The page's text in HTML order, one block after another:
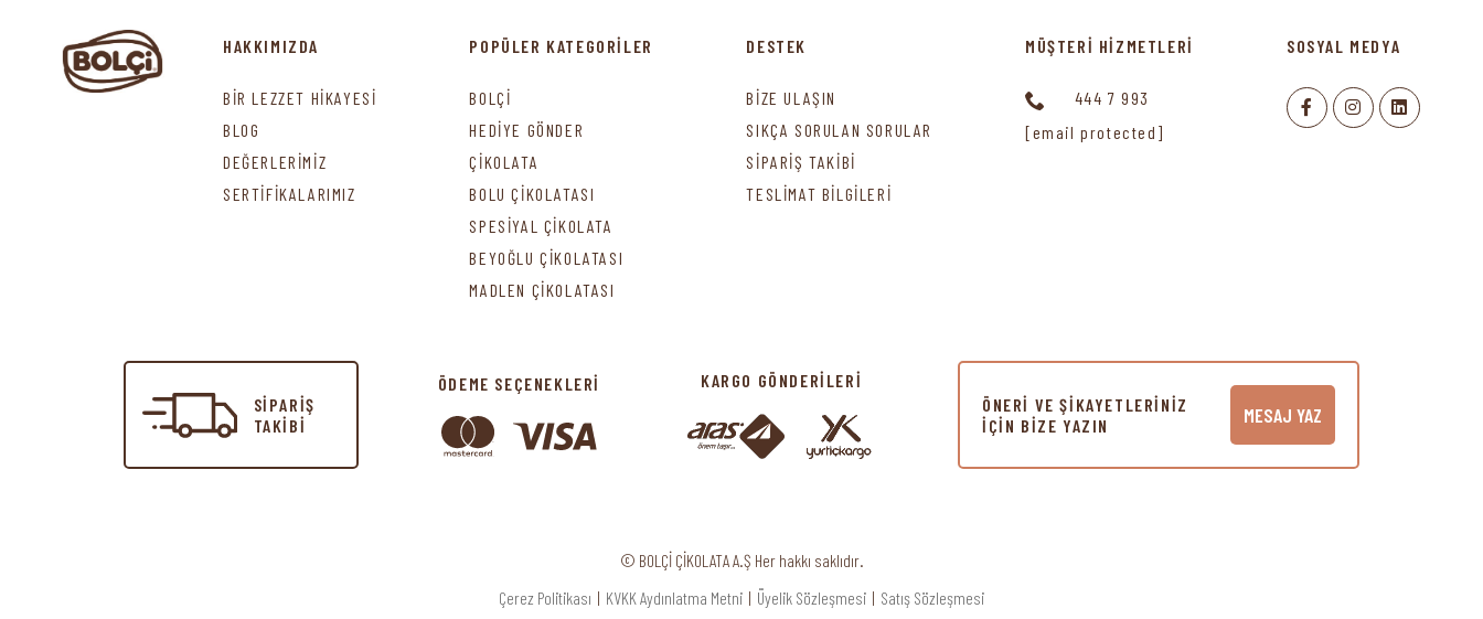
HAKKIMIZDA
BİR LEZZET HİKAYESİ
BLOG
DEĞERLERİMİZ
SERTİFİKALARIMIZ
POPÜLER KATEGORİLER
BOLÇİ
HEDİYE GÖNDER
ÇİKOLATA
BOLU ÇİKOLATASI
SPESİYAL ÇİKOLATA
BEYOĞLU ÇİKOLATASI
MADLEN ÇİKOLATASI
DESTEK
BİZE ULAŞIN
SIKÇA SORULAN SORULAR
SİPARİŞ TAKİBİ
TESLİMAT BİLGİLERİ
MÜŞTERİ HİZMETLERİ
444 7 993
[email protected]
SOSYAL MEDYA
SİPARİŞ
TAKİBİ
ÖDEME SEÇENEKLERİ
KARGO GÖNDERİLERİ
ÖNERİ VE ŞİKAYETLERİNİZ
İÇİN BİZE YAZIN
MESAJ YAZ
© BOLÇİ ÇİKOLATA A.Ş Her hakkı saklıdır.
Çerez Politikası | KVKK Aydınlatma Metni | Üyelik Sözleşmesi | Satış Sözleşmesi